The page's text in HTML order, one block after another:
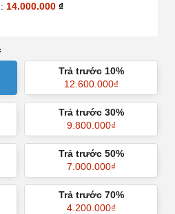
14.000.000 ₫
Trả trước 10%
12.600.000₫
Trả trước 30%
9.800.000₫
Trả trước 50%
7.000.000₫
Trả trước 70%
4.200.000₫